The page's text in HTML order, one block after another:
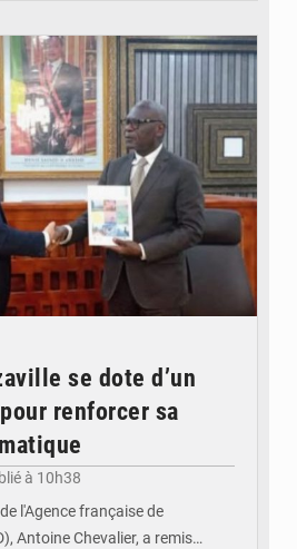
se dote d’un
renforcer sa
à 10h38
l'Agence française de
Antoine Chevalier, a remis…